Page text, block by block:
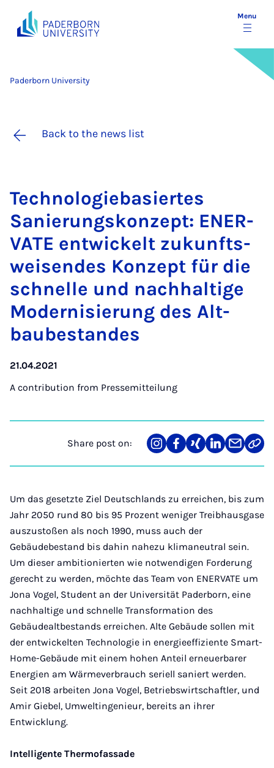
Menu
Paderborn University
Back to the news list
Tech­no­lo­giebasiertes
Sanier­ung­skonzept: EN­ER­
VATE en­twick­elt zukun­ft­s­
weis­endes Konzept für die
schnelle und nach­haltige
Mod­ern­is­ier­ung des Alt­
baube­st­andes
21.04.2021
A contribution from Pressemitteilung
Share post on:
Share
on
Teilen
auf
Teilen
auf
Teilen
auf
Teilen
über
Mail
Link
Um das gesetzte Ziel Deutschlands zu erreichen, bis zum
Jahr 2050 rund 80 bis 95 Prozent weniger Treibhausgase
auszustoßen als noch 1990, muss auch der
Gebäudebestand bis dahin nahezu klimaneutral sein.
Um dieser ambitionierten wie notwendigen Forderung
gerecht zu werden, möchte das Team von ENERVATE um
Jona Vogel, Student an der Universität Paderborn, eine
nachhaltige und schnelle Transformation des
Gebäudealtbestands erreichen. Alte Gebäude sollen mit
der entwickelten Technologie in energieeffiziente Smart-
Home-Gebäude mit einem hohen Anteil erneuerbarer
Energien am Wärmeverbrauch seriell saniert werden.
Seit 2018 arbeiten Jona Vogel, Betriebswirtschaftler, und
Amir Giebel, Umweltingenieur, bereits an ihrer
Entwicklung.
Intelligente Thermofassade